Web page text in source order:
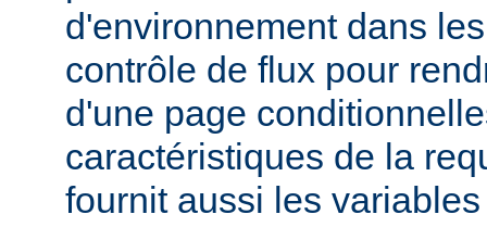
d'environnement dans
contrôle de flux pour
d'une page
caractéristiques de la
fournit aussi les